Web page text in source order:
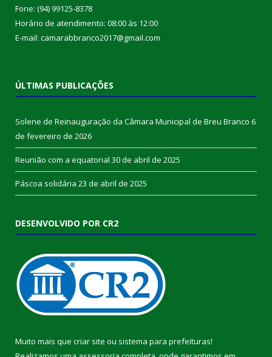
Fone: (94) 99125-8378
Horário de atendimento: 08:00 às 12:00
E-mail: camarabbranco2017@gmail.com
ÚLTIMAS PUBLICAÇÕES
Solene de Reinauguração da Câmara Municipal de Breu Branco 6
de fevereiro de 2026
Reunião com a equatorial 30 de abril de 2025
Páscoa solidária 23 de abril de 2025
DESENVOLVIDO POR CR2
Muito mais que criar site ou sistema para prefeituras!